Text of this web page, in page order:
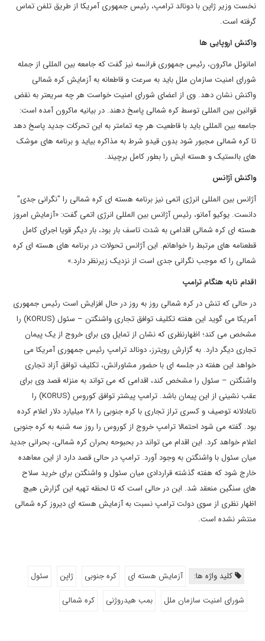
نخست وزیر ژاپن با دونالد ترامپ، رئیس جمهوری آمریکا از طریق تلفن تماس
گرفته است.
واکنش اروپایی ها
امانوئل ماکرون، رئیس جمهوری فرانسه نیز گفت که جامعه بین المللی از جمله
شورای امنیت سازمان ملل باید به سرعت و قاطعانه به آزمایش کره شمالی
واکنش نشان دهد. وی از اعضای شورای امنیت خواست هر چه سریعتر به نقض
قوانین بین المللی توسط کره شمالی پاسخ دهند. در بیانیه ماکرون آمده است:
جامعه بین المللی باید با قاطعیت هر چه تمامتر به این تحرکات جدید پاسخ دهد
تا کره شمالی مجبور شود بدون قیدو شرط به مذاکره بیاید و برنامه های موشک
های بالستیک و هسته ایش را بطور کامل برچیند.
واکنش آژانس
آژانس بین المللی انرژی اتمی نیز برنامه هسته ای کره شمالی را "نگرانی جدی"
دانست. یوکیو آمانو، رئیس آژانس بین المللی انرژی اتمی گفت: «آزمایش امروز
هسته ای کره شمالی اقدامی به شدت تاسف بار بود، بار دیگر قویا اجرای کامل
قطعنامه های مرتبط را خواهانم. این آژانس تحولات در برنامه های هسته ای کره
شمالی را که موجب نگرانی جدی است از نزدیک زیرنظر دارد.»
اقدام نابه هنگام ترامپ
در حالی که تنش در کره شمالی روز به روز در حال افزایش است رئیس جمهوری
آمریکا می گوید این هفته تکلیف توافق تجاری واشنگتن – سئول (KORUS) را
مشخص می کند؛ اظهارنظری که نشان از تمایل وی برای خروج از یک پیمان
تجاری دیگر دارد. به گزارش رویترز، دونالد ترامپ رئیس جمهوری آمریکا می
خواهد این هفته در جلسه ای با حضور مشاورانش، تکلیف توافق آزاد تجاری
واشنگتن – سئول را مشخص کند، اقدامی که می تواند به منزله قصد وی برای
عقب نشینی از این پیمان باشد. ترامپ پیشتر توافق کوروس (KORUS) را
ناعادلانه توصیف و کسری تراز تجاری با کره جنوبی را ۲۸ میلیارد دلار اعلام کرده
بود. گفته می شود احتمالا ترامپ خروج از کوروس را روز سه شنبه به کره جنوبی
اعلام خواهد کرد. این اقدام می تواند در بحبوحه بحران کره شمالی، بحرانی جدید
میان سئول با واشنگتن به وجود آورد. ترامپ در حالی قصد دارد از این معاهده
خارج شود که هفته گذشته قراردادی میان سئول و واشنگتن برای خرید سلاح
های سنگین منعقد شد. این در حالی است که تا لحظه تهیه این گزارش هیچ
اظهار نظری از سوی دولت ترامپ نسبت به آزمایش هسته ای دیروز کره شمالی
منتشر نشده است.
کلید واژه ها: آزمایش هسته ای کره جنوبی ژاپن
سئول
شورای امنیت سازمان ملل
بمب هیدروژنی کره شمالی